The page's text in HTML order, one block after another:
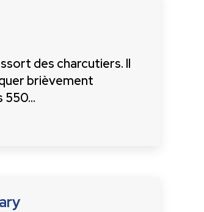
des charcutiers. Il
brièvement
550…